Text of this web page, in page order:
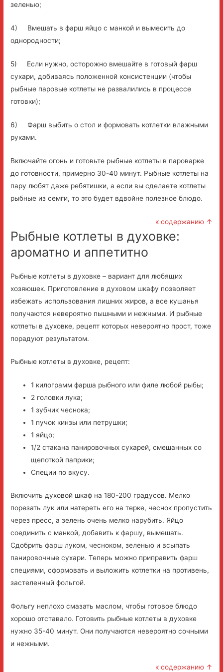
зеленью;
4) Вмешать в фарш яйцо с манкой и вымесить до
однородности;
5) Если нужно, осторожно вмешайте в готовый фарш
сухари, добиваясь положенной консистенции (чтобы
рыбные паровые котлеты не развалились в процессе
готовки);
6) Фарш выбить о стол и формовать котлетки влажными
руками.
Включайте огонь и готовьте рыбные котлеты в пароварке
до готовности, примерно 30-40 минут. Рыбные котлеты на
пару любят даже ребятишки, а если вы сделаете котлеты
рыбные из семги, то это будет вдвойне полезное блюдо.
к содержанию ↑
Рыбные котлеты в духовке:
ароматно и аппетитно
Рыбные котлеты в духовке – вариант для любящих
хозяюшек. Приготовление в духовом шкафу позволяет
избежать использования лишних жиров, а все кушанья
получаются невероятно пышными и нежными. И рыбные
котлеты в духовке, рецепт которых невероятно прост, тоже
порадуют результатом.
Рыбные котлеты в духовке, рецепт:
1 килограмм фарша рыбного или филе любой рыбы;
2 головки лука;
1 зубчик чеснока;
1 пучок кинзы или петрушки;
1 яйцо;
1/2 стакана панировочных сухарей, смешанных со
щепоткой паприки;
Специи по вкусу.
Включить духовой шкаф на 180-200 градусов. Мелко
порезать лук или натереть его на терке, чеснок пропустить
через пресс, а зелень очень мелко нарубить. Яйцо
соединить с манкой, добавить к фаршу, вымешать.
Сдобрить фарш луком, чесноком, зеленью и всыпать
панировочные сухари. Теперь можно приправить фарш
специями, сформовать и выложить котлетки на противень,
застеленный фольгой.
Фольгу неплохо смазать маслом, чтобы готовое блюдо
хорошо отставало. Готовить рыбные котлеты в духовке
нужно 35-40 минут. Они получаются невероятно сочными
и нежными.
к содержанию ↑